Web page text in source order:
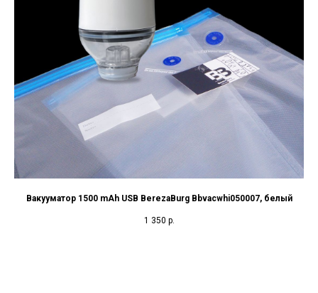
Вакууматор 1500 mAh USB BerezaBurg Bbvacwhi050007, белый
1 350 р.